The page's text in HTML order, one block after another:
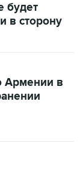
будет
в сторону
Армении в